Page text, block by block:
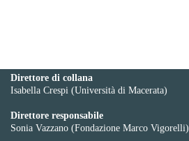
Direttore di collana
Isabella Crespi (Università di Macerata)
Direttore responsabile
Sonia Vazzano (Fondazione Marco Vigorelli)